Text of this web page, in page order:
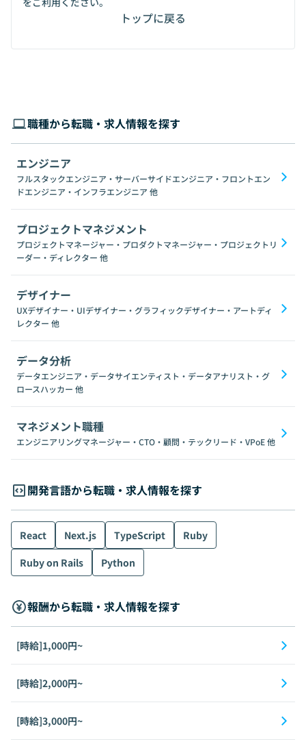
トップに戻る
職種から転職・求人情報を探す
エンジニア
フルスタックエンジニア・サーバーサイドエンジニア・フロントエン
ドエンジニア・インフラエンジニア 他
プロジェクトマネジメント
プロジェクトマネージャー・プロダクトマネージャー・プロジェクトリ
ーダー・ディレクター 他
デザイナー
UXデザイナー・UIデザイナー・グラフィックデザイナー・アートディ
レクター 他
データ分析
データエンジニア・データサイエンティスト・データアナリスト・グ
ロースハッカー 他
マネジメント職種
エンジニアリングマネージャー・CTO・顧問・テックリード・VPoE他
開発言語から転職・求人情報を探す
React Next.js TypeScript
Ruby
Ruby on Rails
Python
報酬から転職・求人情報を探す
[時給]1,000円~
[時給]2,000円~
[時給]3,000円~